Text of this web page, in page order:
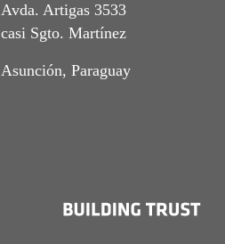
Avda. Artigas 3533
casi Sgto. Martínez
Asunción, Paraguay